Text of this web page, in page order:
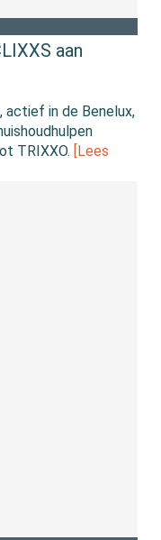
aan
actief in de Benelux,
TRIXXO. [Lees